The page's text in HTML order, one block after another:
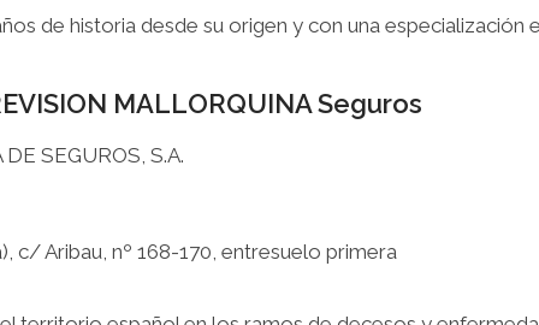
de historia desde su origen y con una
MALLORQUINA Seguros
SEGUROS, S.A.
c/ Aribau, nº 168-170, entresuelo primera